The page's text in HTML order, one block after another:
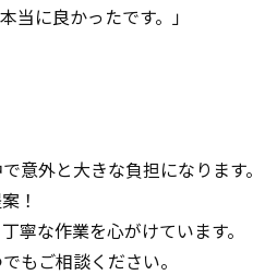
当に良かったです。」
意外と大きな負担になります。
！
寧な作業を心がけています。
もご相談ください。